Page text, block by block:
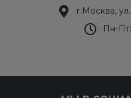
г.Москва,
Пн-